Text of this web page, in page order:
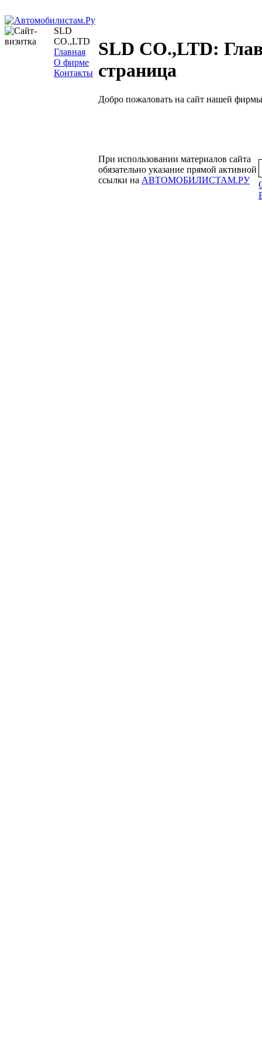
SLD
CO.,LTD
Главная
О фирме
Контакты
SLD CO.,LTD:
страница
Добро пожаловать на сайт нашей
При использовании материалов сайта
обязательно указание прямой активной
ссылки на АВТОМОБИЛИСТАМ.РУ